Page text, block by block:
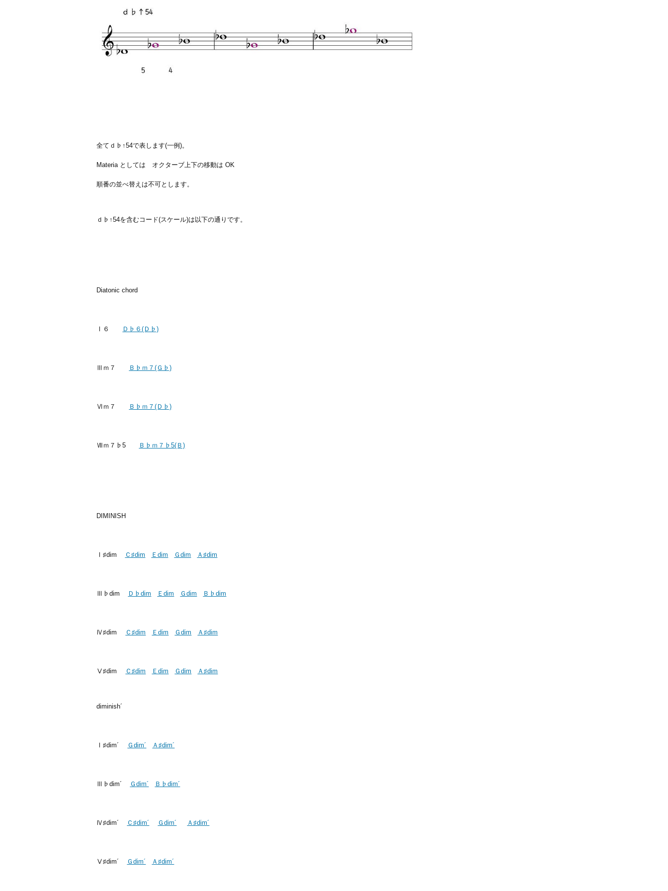
全てｄ♭↑54で表します(一例)。
Materia としては オクターブ上下の移動は OK
順番の並べ替えは不可とします。
ｄ♭↑54を含むコード(スケール)は以下の通りです。
Diatonic chord
Ⅰ６ Ｄ♭６(Ｄ♭)
Ⅲｍ７ Ｂ♭ｍ７(Ｇ♭)
Ⅵｍ７ Ｂ♭ｍ７(Ｄ♭)
Ⅶｍ７♭5 Ｂ♭ｍ７♭5(Ｂ)
DIMINISH
Ⅰ♯dim Ｃ♯dim Ｅdim Ｇdim Ａ♯dim
Ⅲ♭dim Ｄ♭dim Ｅdim Ｇdim Ｂ♭dim
Ⅳ♯dim Ｃ♯dim Ｅdim Ｇdim Ａ♯dim
Ⅴ♯dim Ｃ♯dim Ｅdim Ｇdim Ａ♯dim
diminish´
Ⅰ♯dim´ Ｇdim´ Ａ♯dim´
Ⅲ♭dim´ Ｇdim´ Ｂ♭dim´
Ⅳ♯dim´ Ｃ♯dim´ Ｇdim´ Ａ♯dim´
Ⅴ♯dim´ Ｇdim´ Ａ♯dim´